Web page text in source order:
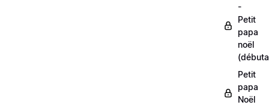
-
Petit
papa
noël
Petit
papa
Noël